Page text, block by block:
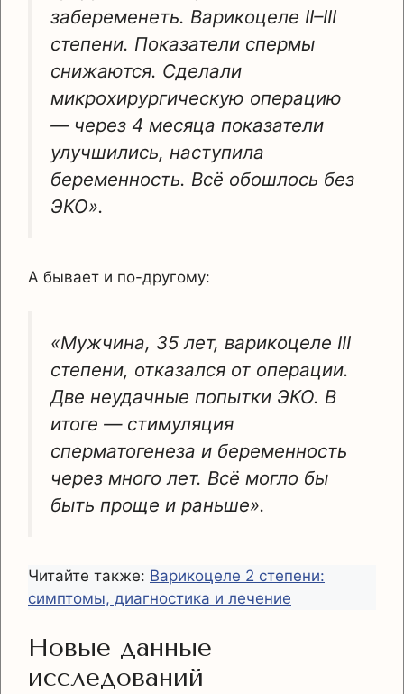
забеременеть. Варикоцеле II–III
степени. Показатели спермы
снижаются. Сделали
микрохирургическую операцию
— через 4 месяца показатели
улучшились, наступила
беременность. Всё обошлось без
ЭКО».
А бывает и по-другому:
«Мужчина, 35 лет, варикоцеле III
степени, отказался от операции.
Две неудачные попытки ЭКО. В
итоге — стимуляция
сперматогенеза и беременность
через много лет. Всё могло бы
быть проще и раньше».
Читайте также: Варикоцеле 2 степени:
симптомы, диагностика и лечение
Новые данные
исследований